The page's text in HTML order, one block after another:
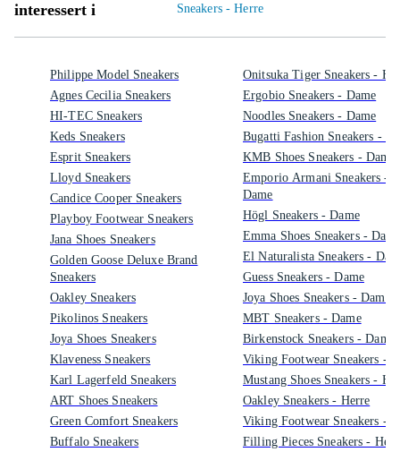
interessert i
Sneakers - Herre
Philippe Model Sneakers
Agnes Cecilia Sneakers
HI-TEC Sneakers
Keds Sneakers
Esprit Sneakers
Lloyd Sneakers
Candice Cooper Sneakers
Playboy Footwear Sneakers
Jana Shoes Sneakers
Golden Goose Deluxe Brand
Sneakers
Oakley Sneakers
Pikolinos Sneakers
Joya Shoes Sneakers
Klaveness Sneakers
Karl Lagerfeld Sneakers
ART Shoes Sneakers
Green Comfort Sneakers
Buffalo Sneakers
Onitsuka Tiger Sneakers -
Ergobio Sneakers - Dame
Noodles Sneakers - Dame
Bugatti Fashion Sneakers -
KMB Shoes Sneakers - Dame
Emporio Armani Sneakers -
Dame
Högl Sneakers - Dame
Emma Shoes Sneakers -
El Naturalista Sneakers -
Guess Sneakers - Dame
Joya Shoes Sneakers - Dame
MBT Sneakers - Dame
Birkenstock Sneakers - Dame
Viking Footwear Sneakers -
Mustang Shoes Sneakers -
Oakley Sneakers - Herre
Viking Footwear Sneakers -
Filling Pieces Sneakers -